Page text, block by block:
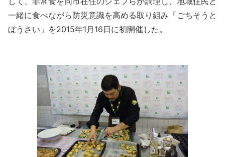
一緒に食べながら防災意識を高める取り組み「ごちそうと
ぼうさい」を2015年1月16日に初開催した。